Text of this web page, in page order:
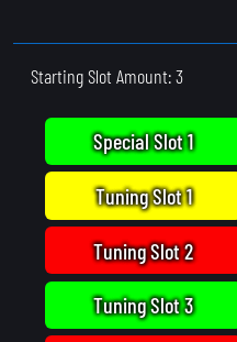
Starting Slot Amount: 3
Special Slot 1
Tuning Slot 1
Tuning Slot 2
Tuning Slot 3